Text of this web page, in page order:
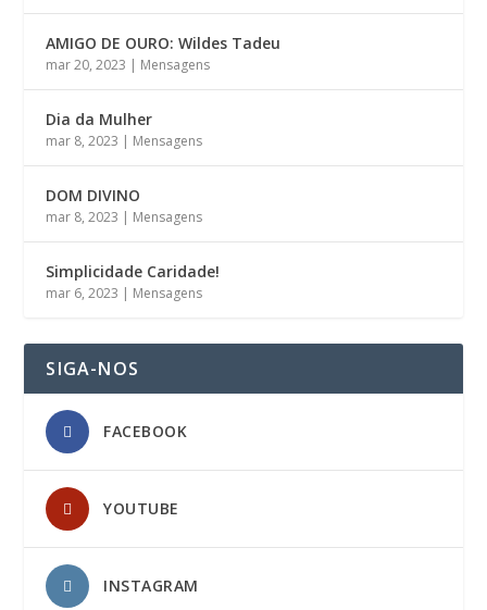
AMIGO DE OURO: Wildes Tadeu
mar 20, 2023 | Mensagens
Dia da Mulher
mar 8, 2023 | Mensagens
DOM DIVINO
mar 8, 2023 | Mensagens
Simplicidade Caridade!
mar 6, 2023 | Mensagens
SIGA-NOS
FACEBOOK
YOUTUBE
INSTAGRAM